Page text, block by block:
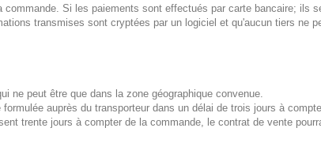
Si les paiements sont effectués par carte bancaire; ils
transmises sont cryptées par un logiciel et qu'aucun tiers ne
ne peut être que dans la zone géographique convenue.
auprès du transporteur dans un délai de trois jours à
trente jours à compter de la commande, le contrat de vente